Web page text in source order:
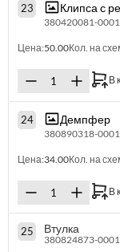
23 Клипса с
380420081-0001
Цена:50.00Кол. на
В
24 Демпфер
380890318-0001
Цена:34.00Кол. на
В
25 Втулка
380824873-0001